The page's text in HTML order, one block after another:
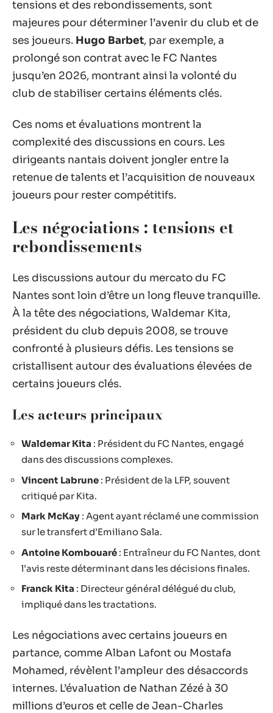
tensions et des rebondissements, sont
majeures pour déterminer l’avenir du club et de
ses joueurs. Hugo Barbet, par exemple, a
prolongé son contrat avec le FC Nantes
jusqu’en 2026, montrant ainsi la volonté du
club de stabiliser certains éléments clés.
Ces noms et évaluations montrent la
complexité des discussions en cours. Les
dirigeants nantais doivent jongler entre la
retenue de talents et l’acquisition de nouveaux
joueurs pour rester compétitifs.
Les négociations : tensions et
rebondissements
Les discussions autour du mercato du FC
Nantes sont loin d’être un long fleuve tranquille.
À la tête des négociations, Waldemar Kita,
président du club depuis 2008, se trouve
confronté à plusieurs défis. Les tensions se
cristallisent autour des évaluations élevées de
certains joueurs clés.
Les acteurs principaux
Waldemar Kita : Président du FC Nantes, engagé
dans des discussions complexes.
Vincent Labrune : Président de la LFP, souvent
critiqué par Kita.
Mark McKay : Agent ayant réclamé une commission
sur le transfert d’Emiliano Sala.
Antoine Kombouaré : Entraîneur du FC Nantes, dont
l’avis reste déterminant dans les décisions finales.
Franck Kita : Directeur général délégué du club,
impliqué dans les tractations.
Les négociations avec certains joueurs en
partance, comme Alban Lafont ou Mostafa
Mohamed, révèlent l’ampleur des désaccords
internes. L’évaluation de Nathan Zézé à 30
millions d’euros et celle de Jean-Charles